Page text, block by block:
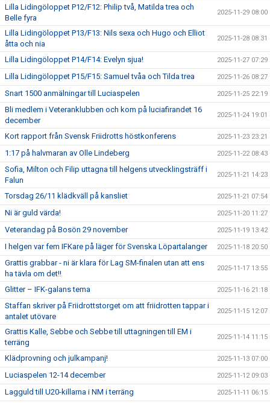
Lilla Lidingöloppet P12/F12: Philip två, Matilda trea och
Belle fyra
2025-11-29 08:00
Lilla Lidingöloppet P13/F13: Nils sexa och Hugo och Elliot
åtta och nia
2025-11-28 08:31
Lilla Lidingöloppet P14/F14: Evelyn sjua! 2025-11-27 07:29
Lilla Lidingöloppet P15/F15: Samuel tvåa och Tilda trea 2025-11-26 08:27
Snart 1500 anmälningar till Luciaspelen 2025-11-25 22:19
Bli medlem i Veteranklubben och kom på luciafirandet 16
december
2025-11-24 19:01
Kort rapport från Svensk Friidrotts höstkonferens 2025-11-23 23:21
1:17 på halvmaran av Olle Lindeberg 2025-11-22 08:43
Sofia, Milton och Filip uttagna till helgens utvecklingsträff i
Falun
2025-11-21 14:23
Torsdag 26/11 klädkväll på kansliet 2025-11-21 07:54
Ni är guld värda! 2025-11-20 11:27
Veterandag på Bosön 29 november 2025-11-19 13:42
I helgen var fem IFKare på läger för Svenska Löpartalanger 2025-11-18 20:50
Grattis grabbar - ni är klara för Lag SM-finalen utan att ens
ha tävla om det!!
2025-11-17 13:55
Glitter – IFK-galans tema 2025-11-16 21:18
Staffan skriver på Friidrottstorget om att friidrotten tappar i
antalet utövare
2025-11-15 12:07
Grattis Kalle, Sebbe och Sebbe till uttagningen till EM i
terräng
2025-11-14 11:15
Klädprovning och julkampanj! 2025-11-13 07:00
Luciaspelen 12-14 december 2025-11-12 09:03
Lagguld till U20-killarna i NM i terräng 2025-11-11 06:15